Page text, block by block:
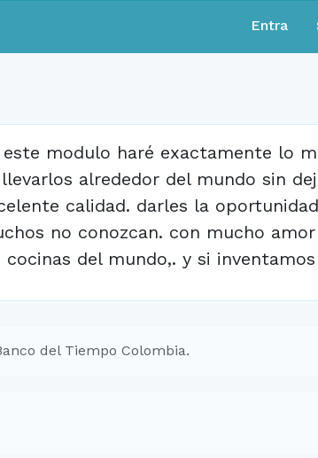
Entra
este modulo haré exactamente lo
alrededor del mundo sin
calidad. darles la
no conozcan. con mucho
cocinas del mundo,. y si
del Tiempo Colombia.